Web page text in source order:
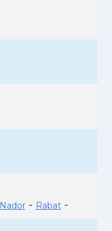
Nador- Rabat-